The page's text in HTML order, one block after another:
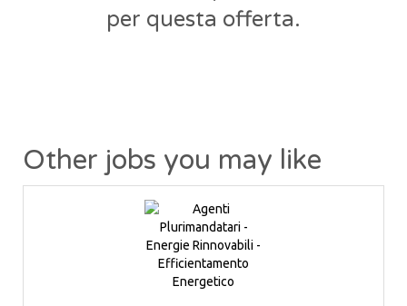
per questa offerta.
Other jobs you may like